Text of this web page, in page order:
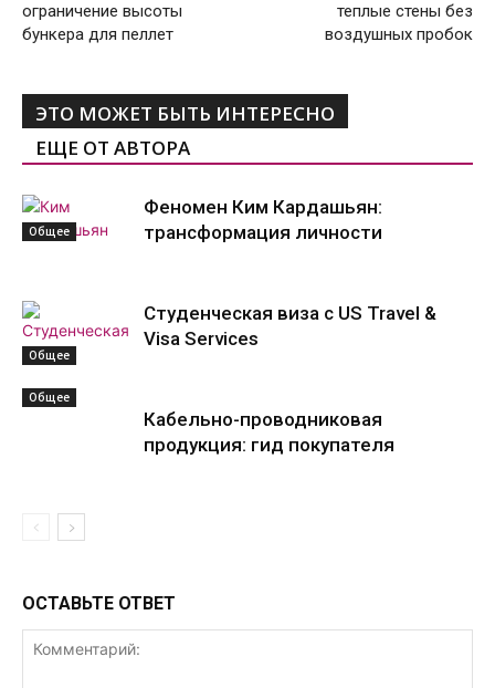
ограничение высоты
бункера для пеллет
теплые стены без
воздушных пробок
ЭТО МОЖЕТ БЫТЬ ИНТЕРЕСНО
ЕЩЕ ОТ АВТОРА
Общее
Феномен Ким Кардашьян:
трансформация личности
Общее
Студенческая виза с US Travel &
Visa Services
Общее
Кабельно-проводниковая
продукция: гид покупателя
ОСТАВЬТЕ ОТВЕТ